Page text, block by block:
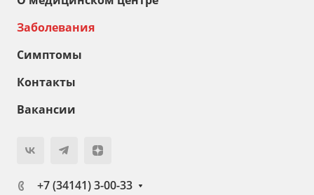
Заболевания
Симптомы
Контакты
Вакансии
+7 (34141) 3-00-33